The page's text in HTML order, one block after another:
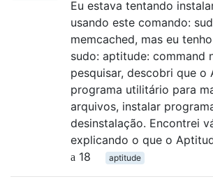
Eu estava tentando
usando este comando:
memcached, mas eu
sudo: aptitude: command
pesquisar, descobri que o
programa utilitário para
arquivos, instalar
desinstalação. Encontrei
explicando o que o
18
aptitude